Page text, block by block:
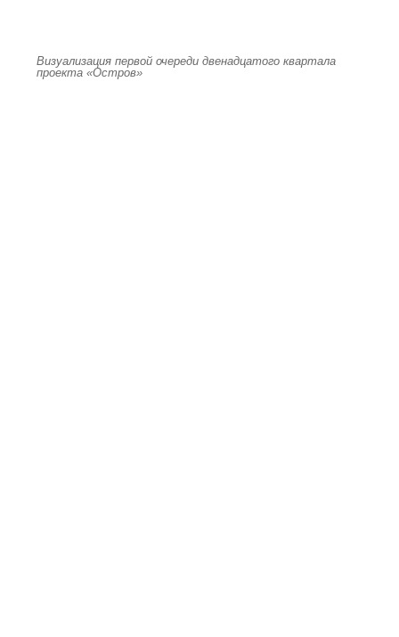
Визуализация первой очереди двенадцатого квартала
проекта «Остров»